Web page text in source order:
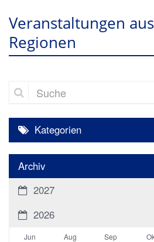
Veranstaltungen
Regionen
Suche
Kategorien
Archiv
2027
2026
Jun Aug Sep